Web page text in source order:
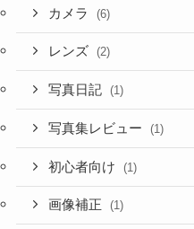
カメラ (6)
レンズ (2)
写真日記 (1)
写真集レビュー (1)
初心者向け (1)
画像補正 (1)